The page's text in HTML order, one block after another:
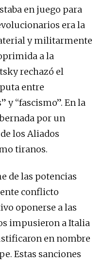
en juego para
era la
y militarmente
a la
rechazó el
entre
y “fascismo”. En la
por un
los Aliados
tiranos.
de las potencias
conflicto
oponerse a las
impusieron a Italia
en nombre
Estas sanciones